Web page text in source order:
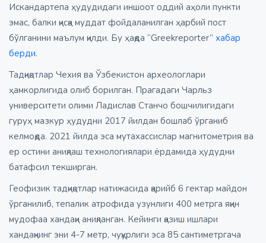
Искандартепа ҳудудидаги иншоот оддий аҳоли пункти
эмас, балки қисқа муддат фойдаланилган ҳарбий пост
бўлганини маълум қилди. Бу ҳақда “Greekreporter” хабар
берди.
Тадқиқотлар Чехия ва Ўзбекистон археологлари
ҳамкорлигида олиб борилган. Прагадаги Чарльз
университети олими Ладислав Станчо бошчилигидаги
гуруҳ мазкур ҳудудни 2017 йилдан бошлаб ўрганиб
келмоқда. 2021 йилда эса мутахассислар магнитометрия ва
ер остини аниқлаш технологиялари ёрдамида ҳудудни
батафсил текширган.
Геофизик тадқиқотлар натижасида қарийб 6 гектар майдон
ўрганилиб, тепалик атрофида узунлиги 400 метрга яқин
мудофаа хандақи аниқланган. Кейинги қазиш ишлари
хандақнинг эни 4-7 метр, чуқурлиги эса 85 сантиметргача